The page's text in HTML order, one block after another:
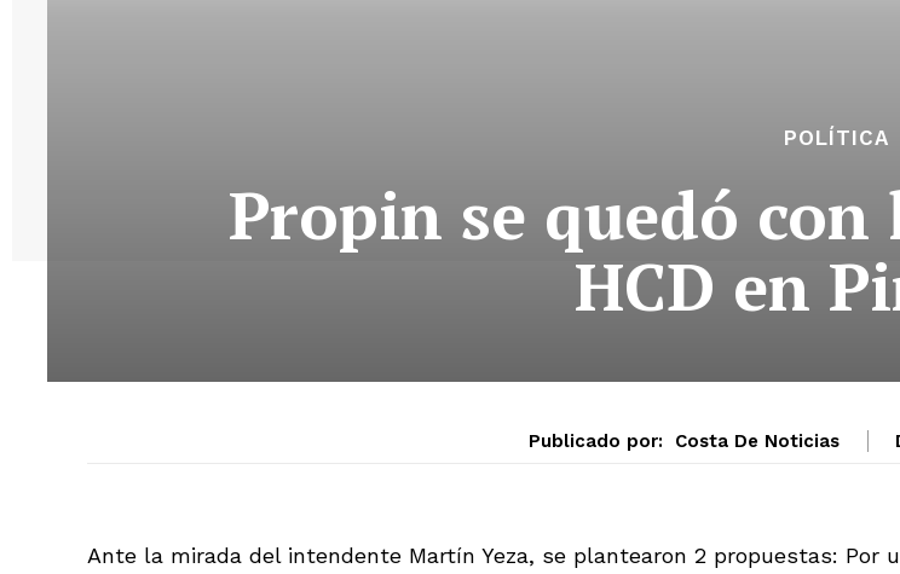
POLÍTICA
Propin se quedó
HCD en
Publicado por: Costa De Noticias
Ante la mirada del intendente Martín Yeza, se plantearon 2 propuestas: Por